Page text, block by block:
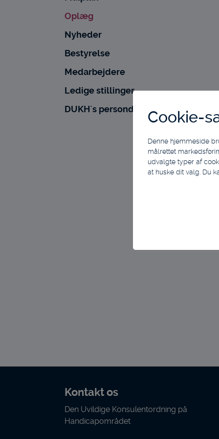
Oplæg
Nyheder
Bestyrelse
Medarbejdere
Ledige stillinger
DUKH´s persondatapolitik
Kontakt os
Den Uvildige Konsulentordning på
Handicapområdet
Cookie-
Denne hjemmeside
målrettet
udvalgte typer af
at huske dit valg. Du
Tekniske cookies er
indsamle
registrerer, hvad